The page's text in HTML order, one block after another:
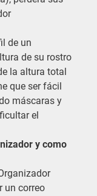
de un
de su rostro
la altura total
que ser fácil
máscaras y
el
y como
un correo